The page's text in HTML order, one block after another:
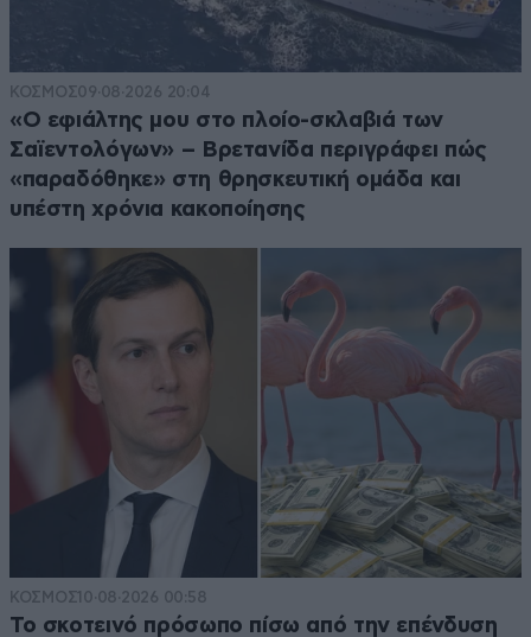
ΚΟΣΜΟΣ09·08·2026 20:04
«Ο εφιάλτης μου στο πλοίο-σκλαβιά των
Σαϊεντολόγων» – Βρετανίδα περιγράφει πώς
«παραδόθηκε» στη θρησκευτική ομάδα και
υπέστη χρόνια κακοποίησης
ΚΟΣΜΟΣ10·08·2026 00:58
Το σκοτεινό πρόσωπο πίσω από την επένδυση